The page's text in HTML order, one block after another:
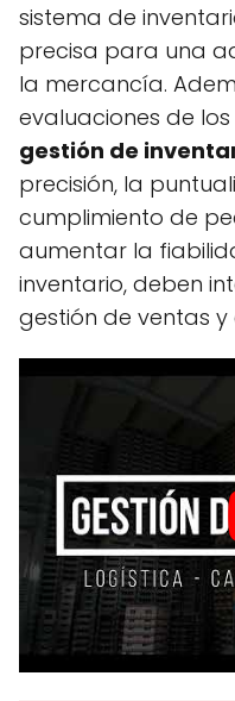
sistema de
precisa para una
la mercancía.
evaluaciones de
gestión de
precisión, la
cumplimiento de
aumentar la
inventario, deben
gestión de ventas